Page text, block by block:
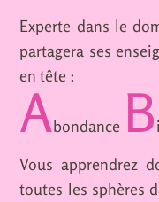
Experte dans le
partagera ses
en tête :
Abondance B
Vous apprendrez
toutes les sphères